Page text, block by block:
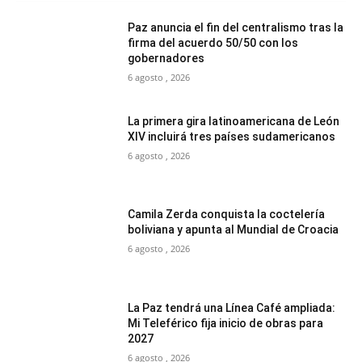
Paz anuncia el fin del centralismo tras la
firma del acuerdo 50/50 con los
gobernadores
6 agosto , 2026
La primera gira latinoamericana de León
XIV incluirá tres países sudamericanos
6 agosto , 2026
Camila Zerda conquista la coctelería
boliviana y apunta al Mundial de Croacia
6 agosto , 2026
La Paz tendrá una Línea Café ampliada:
Mi Teleférico fija inicio de obras para
2027
6 agosto , 2026